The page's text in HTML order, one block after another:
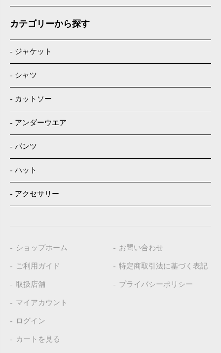
カテゴリーから探す
ジャケット
シャツ
カットソー
アンダーウエア
パンツ
ハット
アクセサリー
ショップホーム
ご利用ガイド
取扱店舗
お問い合わせ
特定商取引法に基づく表記
プライバシーポリシー
マイアカウント
ログイン
カートを見る